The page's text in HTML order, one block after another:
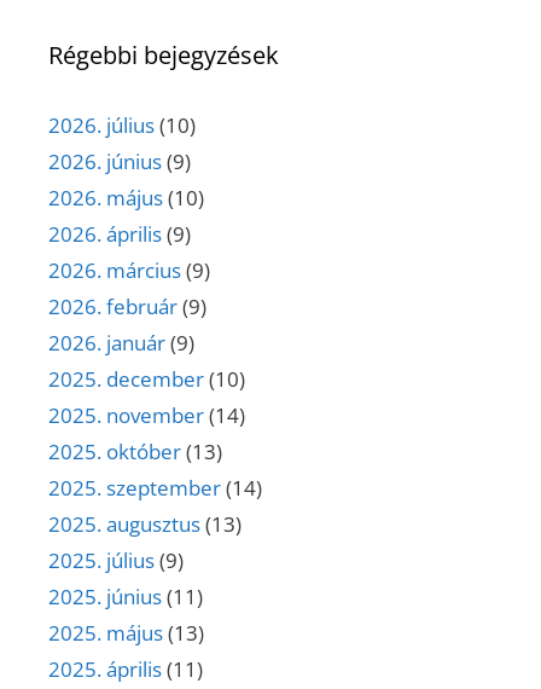
Régebbi bejegyzések
2026. július(10)
2026. június(9)
2026. május(10)
2026. április(9)
2026. március(9)
2026. február(9)
2026. január(9)
2025. december(10)
2025. november(14)
2025. október(13)
2025. szeptember(14)
2025. augusztus(13)
2025. július(9)
2025. június(11)
2025. május(13)
2025. április(11)